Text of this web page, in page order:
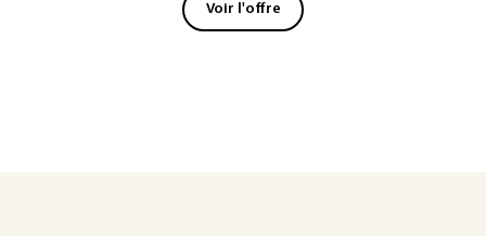
Voir l'offre